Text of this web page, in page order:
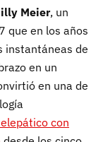
Meier, un
que en los años
instantáneas de
en un
en una de
con